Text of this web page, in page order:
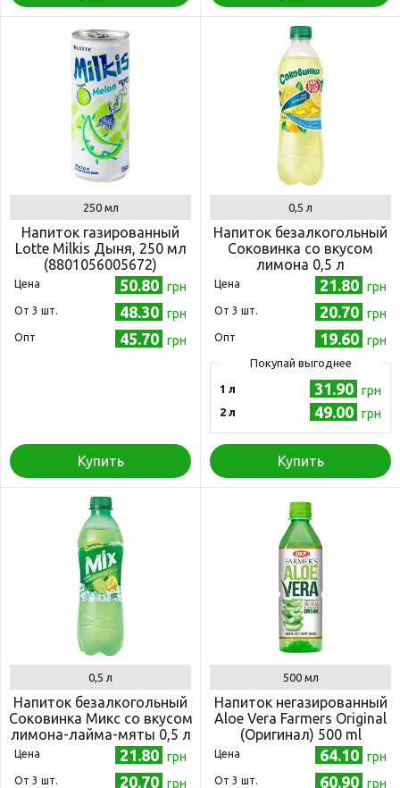
250 мл
Напиток газированный
Lotte Milkis Дыня, 250 мл
(8801056005672)
Цена 50.80 грн
Oт 3 шт. 48.30 грн
Опт 45.70 грн
Купить
0,5 л
Напиток безалкогольный
Соковинка со вкусом
лимона 0,5 л
(4820051240783)
Цена 21.80 грн
Oт 3 шт. 20.70 грн
Опт 19.60 грн
Покупай выгоднее
1 л 31.90 грн
2 л 49.00 грн
Купить
0,5 л
Напиток безалкогольный
Соковинка Микс со вкусом
лимона-лайма-мяты 0,5 л
(4820051240806)
Цена 21.80 грн
Oт 3 шт. 20.70 грн
500 мл
Напиток негазированный
Aloe Vera Farmers Original
(Оригинал) 500 ml
Цена 64.10 грн
Oт 3 шт. 60.90 грн